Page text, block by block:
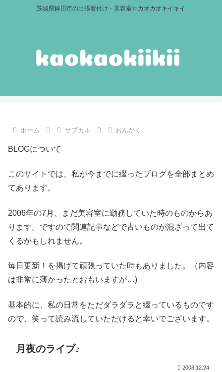
茨城県鉾田市の出張着付け・美容室☆カオカオキイキイ
ホーム サブカル おんがく
BLOGについて
このサイトでは、私が今までに綴ったブログを全部まとめ
てあります。
2006年の7月、まだ美容室に勤務していた時のものからあ
ります。ですので関連記事などで古いものが混ざって出て
くるかもしれません。
毎日更新！を掲げて頑張っていた時もありました。（内容
は非常に薄かったとおもいますが…)
基本的に、私の日常をただダラダラと綴っているものです
ので、笑って読み流していただけると幸いでございます。
月夜のライブ♪
2008.12.24